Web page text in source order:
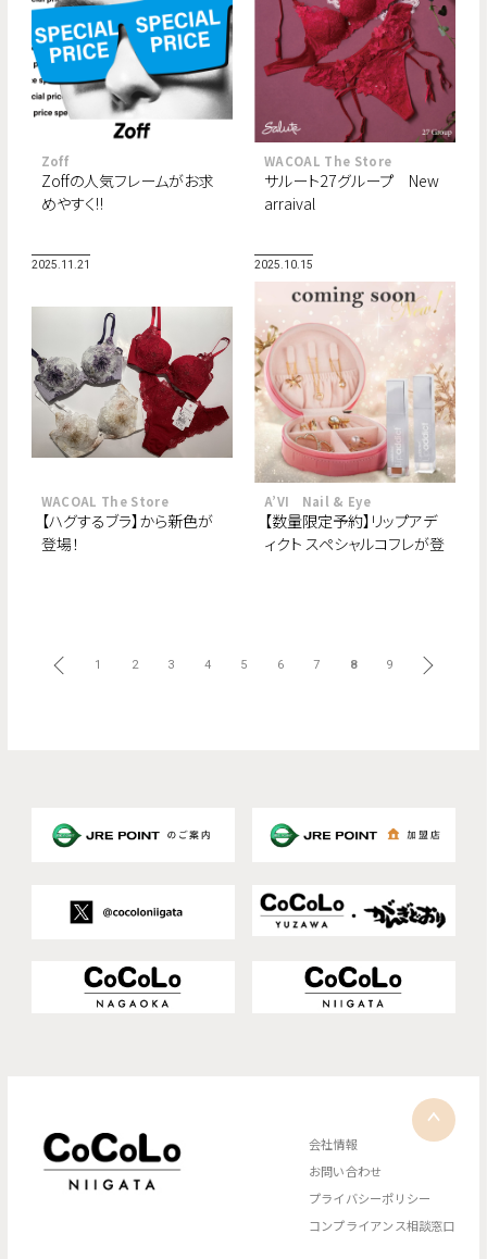
Zoff
Zoffの人気フレームがお求
めやすく‼
WACOAL The Store
サルート27グループ New
arraival
2025.11.21
WACOAL The Store
【ハグするブラ】から新色が
登場！
2025.10.15
A’VI Nail & Eye
【数量限定予約】リップアデ
ィクト スペシャルコフレが登
1 2 3 4 5 6 7 8 9
会社情報
お問い合わせ
プライバシーポリシー
コンプライアンス相談窓口